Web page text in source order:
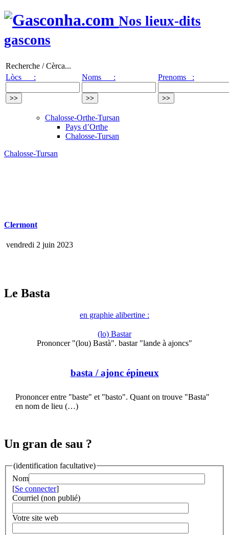
Nos lieux-dits
gascons
Recherche / Cèrca...
Lòcs :
Noms : Prenoms :
Chalosse-Orthe-Tursan
Pays d’Orthe
Chalosse-Tursan
Chalosse-Tursan
Clermont
vendredi 2 juin 2023
Le Basta
en graphie alibertine :
(lo) Bastar
Prononcer "(lou) Bastà". bastar "lande à ajoncs"
basta / ajonc épineux
Prononcer entre "baste" et "basto". Quant on trouve "Basta"
en nom de lieu (…)
Un gran de sau ?
(identification facultative)
Nom
[Se connecter]
Courriel (non publié)
Votre site web